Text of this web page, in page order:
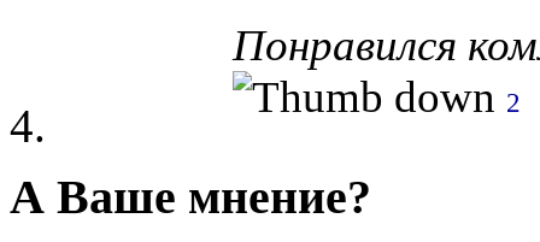
Понравился
2
А Ваше мнение?